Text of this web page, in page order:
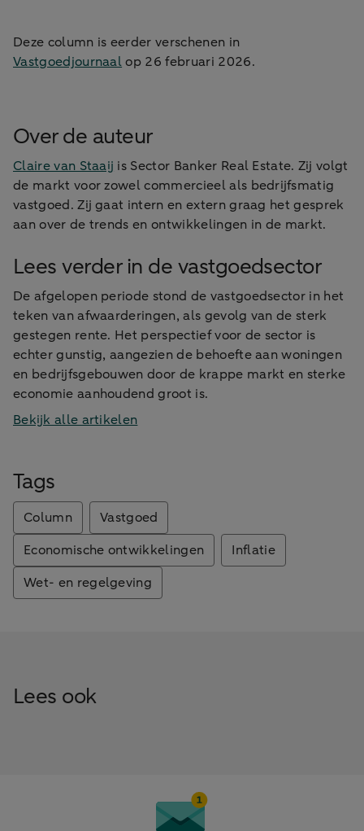
Deze column is eerder verschenen in
Vastgoedjournaalop 26 februari 2026.
Over de auteur
Claire van Staaij is Sector Banker Real Estate. Zij volgt
de markt voor zowel commercieel als bedrijfsmatig
vastgoed. Zij gaat intern en extern graag het gesprek
aan over de trends en ontwikkelingen in de markt.
Lees verder in de vastgoedsector
De afgelopen periode stond de vastgoedsector in het
teken van afwaarderingen, als gevolg van de sterk
gestegen rente. Het perspectief voor de sector is
echter gunstig, aangezien de behoefte aan woningen
en bedrijfsgebouwen door de krappe markt en sterke
economie aanhoudend groot is.
Bekijk alle artikelen
Tags
Column
Vastgoed
Economische ontwikkelingen
Inflatie
Wet- en regelgeving
Lees ook